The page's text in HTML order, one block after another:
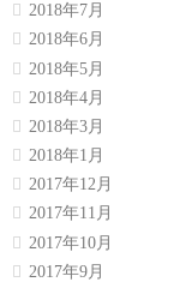
2018年7月
2018年6月
2018年5月
2018年4月
2018年3月
2018年1月
2017年12月
2017年11月
2017年10月
2017年9月